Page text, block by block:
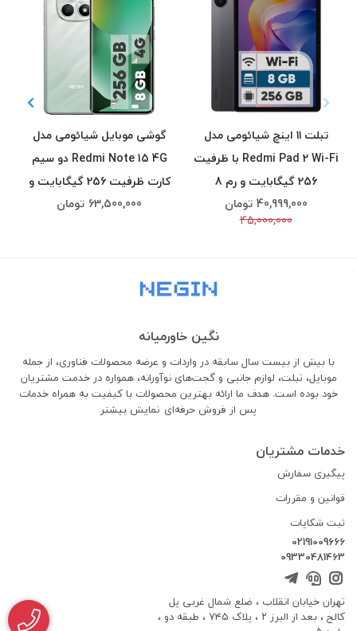
تبلت ۱۱ اینچ شیائومی مدل
Redmi Pad 2 Wi-Fi با ظرفیت
256 گیگابایت و رم 8
گیگابایت، رزولوشن دوربین
اصلی ۸ مگاپیکسل، پشتیبانی
40,999,000 تومان
45,000,000
گوشی موبایل شیائومی مدل
Redmi Note 15 4G دو سیم
کارت ظرفیت 256 گیگابایت و
رم 8 گیگابایت
63,500,000 تومان
نگین خاورمیانه
با بیش از بیست سال سابقه در واردات و عرضه محصولات فناوری، از جمله
موبایل، تبلت، لوازم جانبی و گجت‌های نوآورانه، همواره در خدمت مشتریان
خود بوده است. هدف ما ارائه بهترین محصولات با کیفیت به همراه خدمات
پس از فروش حرفه‌ای نمایش بیشتر
خدمات مشتریان
پیگیری سفارش
قوانین و مقررات
ثبت شکایات
02191009666
09330481463
تهران خیابان انقلاب ، ضلع شمال غربی پل
کالج ، بعد از البرز ۲ ، پلاک ۷۴۵ ، طبقه دو ،